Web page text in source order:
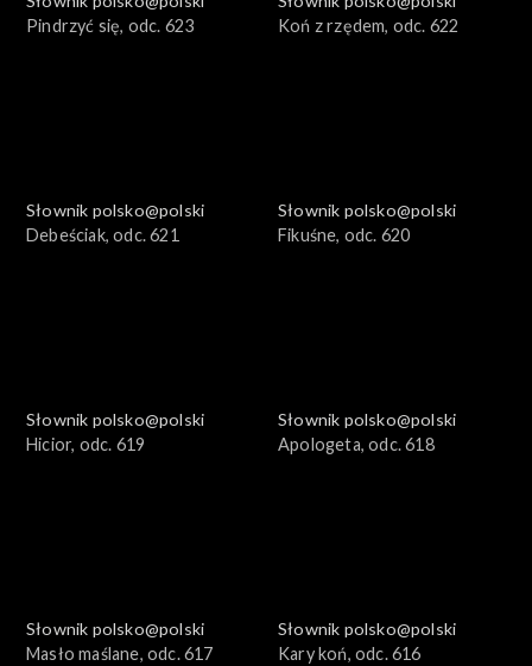
Pindrzyć się, odc. 623
Koń z rzędem, odc. 622
Słownik polsko@polski
Debeściak, odc. 621
Słownik polsko@polski
Fikuśne, odc. 620
Słownik polsko@polski
Hicior, odc. 619
Słownik polsko@polski
Apologeta, odc. 618
Słownik polsko@polski
Masło maślane, odc. 617
Słownik polsko@polski
Kary koń, odc. 616